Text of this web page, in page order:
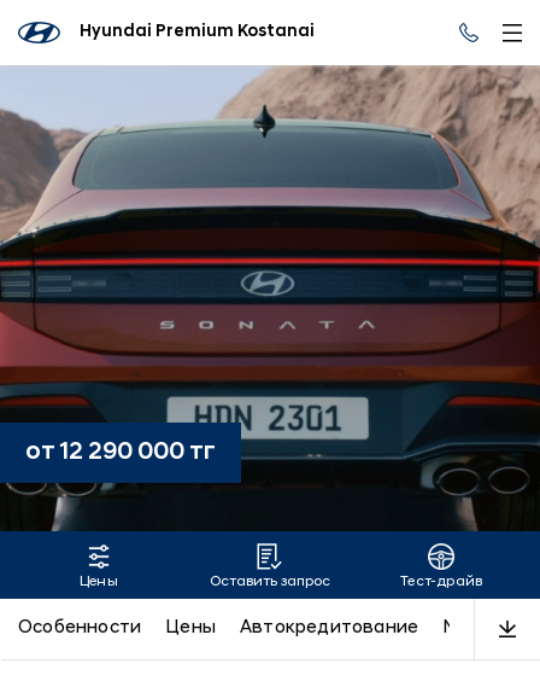
Hyundai Premium Kostanai
SONATA
от 12 290 000 тг
Цены Оставить запрос Тест-драйв
Особенности Цены Автокредитование N-Line